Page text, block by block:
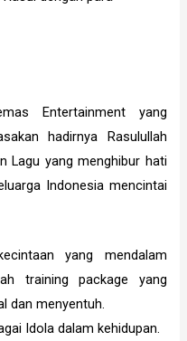
Entertainment yang
hadirnya Rasulullah
Lagu yang menghibur hati
Indonesia mencintai
yang mendalam
training package yang
dan menyentuh.
Idola dalam kehidupan.